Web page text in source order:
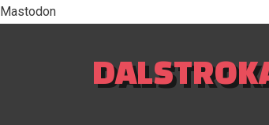
Mastodon